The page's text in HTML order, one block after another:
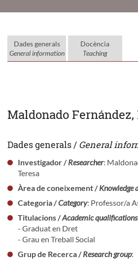
Dades generals
General information
Docència
Teaching
Maldonado
Dades generals / General
Investigador /Researcher:
Teresa
Àrea de coneixement /Knowledge
Categoria /Category: Professor/a
Titulacions /Academic qualifications
- Graduat en Dret
- Grau en Treball Social
Grup de Recerca /Research group: